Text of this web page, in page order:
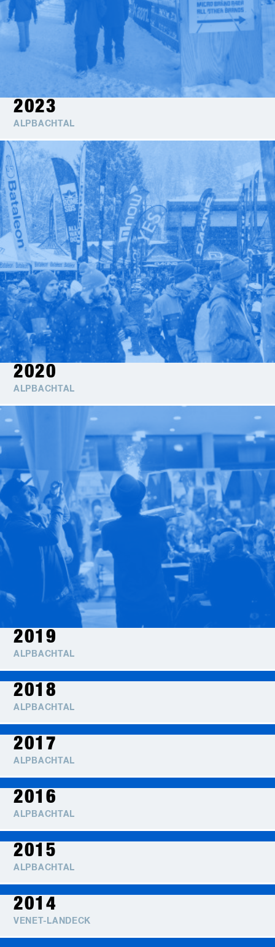
2023
ALPBACHTAL
2020
ALPBACHTAL
2019
ALPBACHTAL
2018
ALPBACHTAL
2017
ALPBACHTAL
2016
ALPBACHTAL
2015
ALPBACHTAL
2014
VENET-LANDECK